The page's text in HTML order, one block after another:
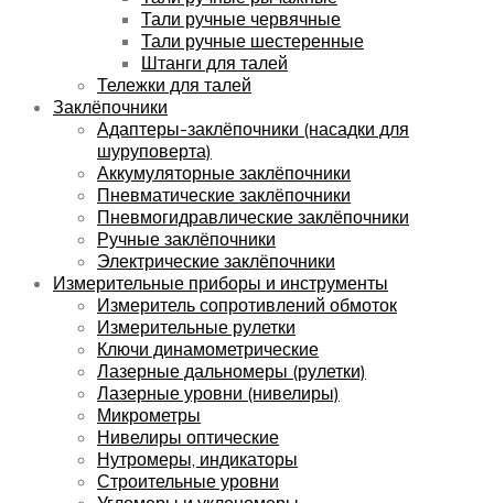
Тали ручные червячные
Тали ручные шестеренные
Штанги для талей
Тележки для талей
Заклёпочники
Адаптеры-заклёпочники (насадки для
шуруповерта)
Аккумуляторные заклёпочники
Пневматические заклёпочники
Пневмогидравлические заклёпочники
Ручные заклёпочники
Электрические заклёпочники
Измерительные приборы и инструменты
Измеритель сопротивлений обмоток
Измерительные рулетки
Ключи динамометрические
Лазерные дальномеры (рулетки)
Лазерные уровни (нивелиры)
Микрометры
Нивелиры оптические
Нутромеры, индикаторы
Строительные уровни